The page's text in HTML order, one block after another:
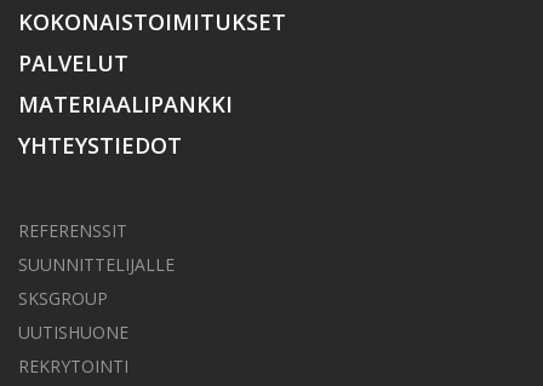
KOKONAISTOIMITUKSET
PALVELUT
MATERIAALIPANKKI
YHTEYSTIEDOT
REFERENSSIT
SUUNNITTELIJALLE
SKSGROUP
UUTISHUONE
REKRYTOINTI